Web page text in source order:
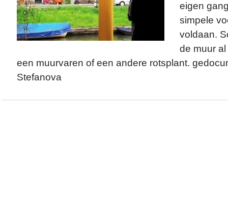
eigen
simpele
voldaan.
de muur
een muurvaren of een andere rotsplant.
Stefanova